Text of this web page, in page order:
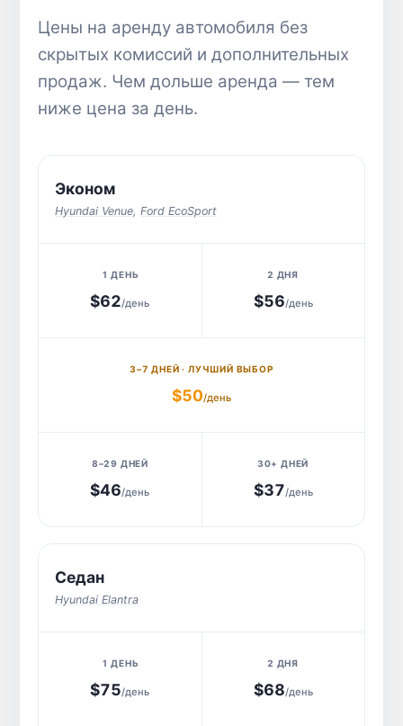
Цены на аренду автомобиля без
скрытых комиссий и дополнительных
продаж. Чем дольше аренда — тем
ниже цена за день.
КАТЕГОРИЯ
Эконом
Hyundai Venue,Ford EcoSport
$62/день $56/день
$50/день
$46/день $37/день
Седан
Hyundai Elantra
$75/день $68/день